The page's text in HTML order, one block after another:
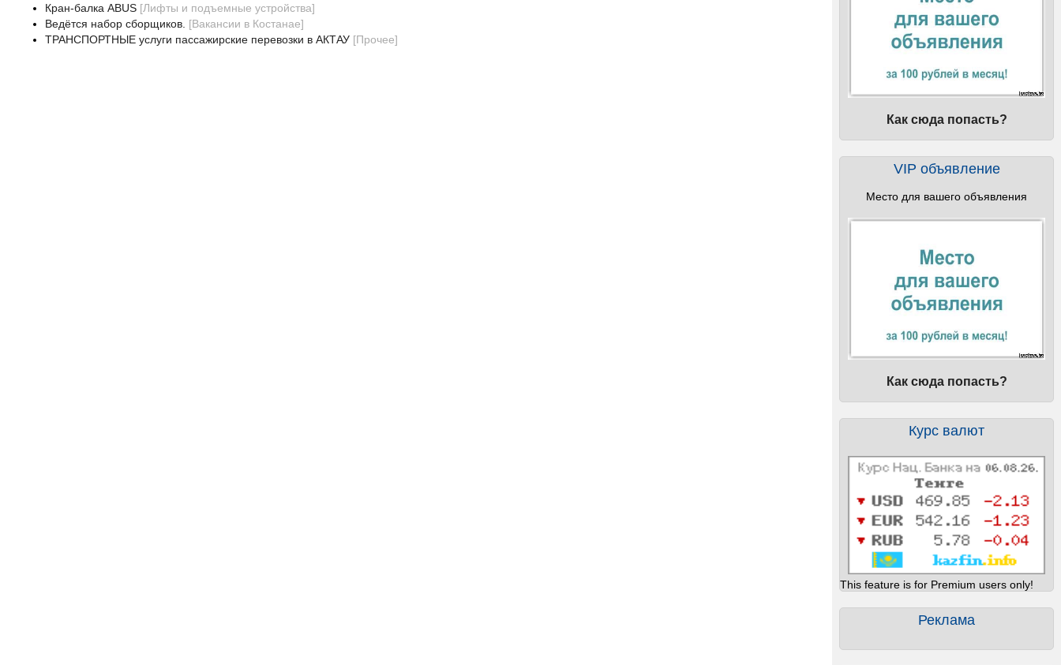
Как сюда попасть?
VIP объявление
Место для вашего объявления
Как сюда попасть?
Курс валют
This feature is for Premium users only!
Реклама
Кран-балка ABUS [Лифты и подъемные устройства]
Ведётся набор сборщиков. [Вакансии в Костанае]
ТРАНСПОРТНЫЕ услуги пассажирские перевозки в АКТАУ [Прочее]